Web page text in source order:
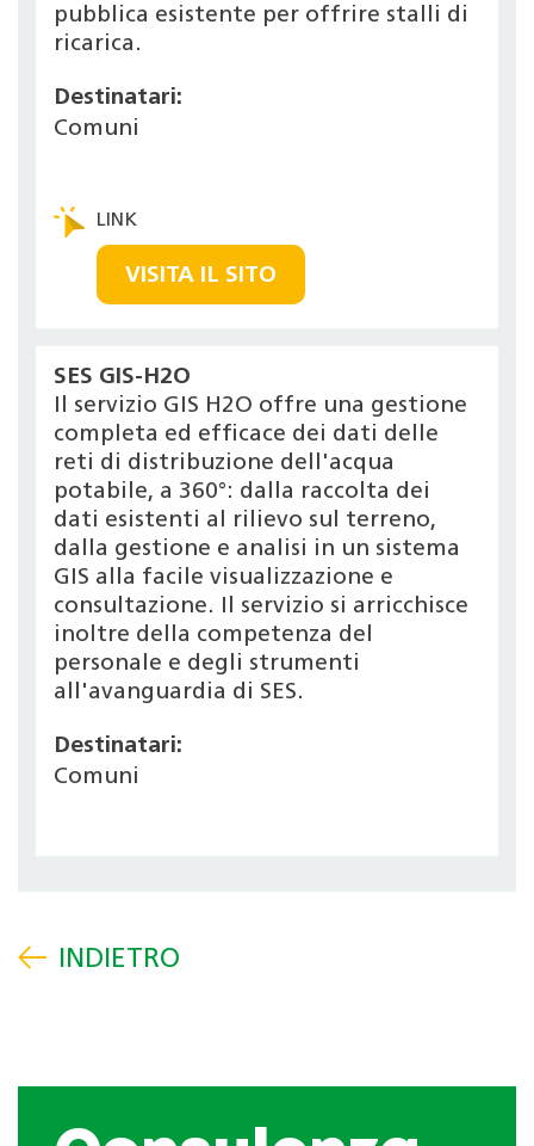
pubblica esistente per offrire stalli di
ricarica.
Destinatari:
Comuni
VISITA IL SITO
SES GIS-H2O
Il servizio GIS H2O offre una gestione
completa ed efficace dei dati delle
reti di distribuzione dell'acqua
potabile, a 360°: dalla raccolta dei
dati esistenti al rilievo sul terreno,
dalla gestione e analisi in un sistema
GIS alla facile visualizzazione e
consultazione. Il servizio si arricchisce
inoltre della competenza del
personale e degli strumenti
all'avanguardia di SES.
Destinatari:
Comuni